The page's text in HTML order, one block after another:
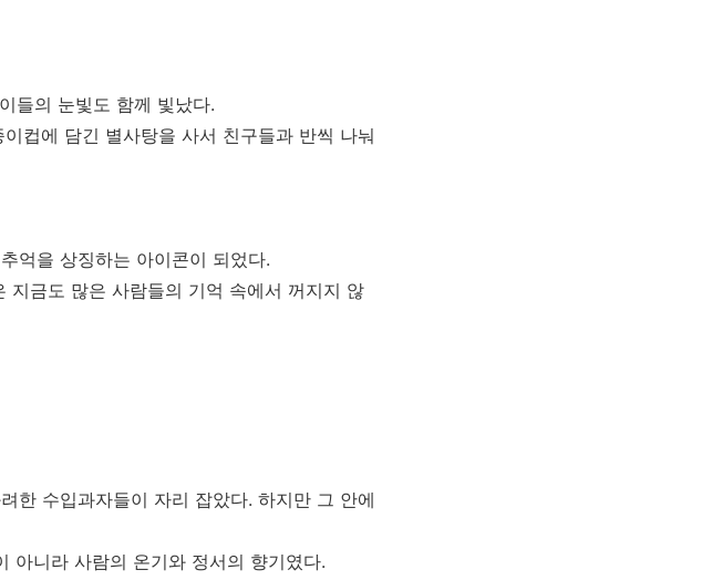
들의 눈빛도 함께 빛났다.
컵에 담긴 별사탕을 사서 친구들과 반씩 나눠
억을 상징하는 아이콘이 되었다.
지금도 많은 사람들의 기억 속에서 꺼지지 않
한 수입과자들이 자리 잡았다. 하지만 그 안에
아니라 사람의 온기와 정서의 향기였다.